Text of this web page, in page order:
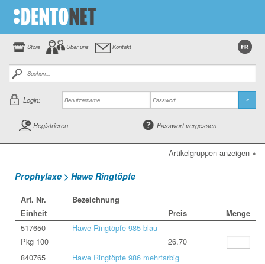
Store Über uns Kontakt
Login: »
Registrieren Passwort vergessen
Artikelgruppen anzeigen »
Prophylaxe > Hawe Ringtöpfe
Art. Nr.
Bezeichnung
Einheit
Preis Menge
517650
Hawe Ringtöpfe 985 blau
Pkg 100
26.70
840765
Hawe Ringtöpfe 986 mehrfarbig